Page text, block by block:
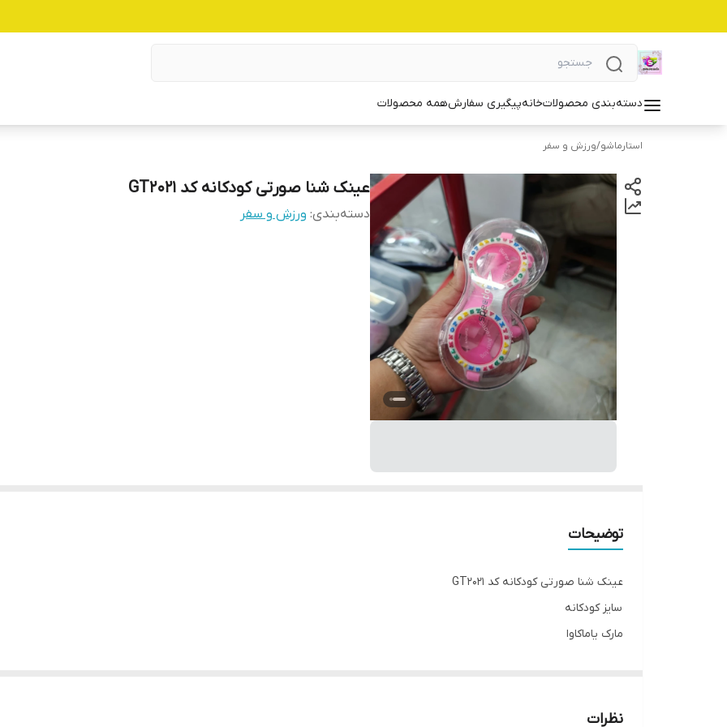
دسته‌بندی محصولاتخانهپیگیری سفارشهمه محصولات
استارماشو/ورزش و سفر
عینک شنا صورتی کودکانه کد GT2021
دسته‌بندی: ورزش و سفر
توضیحات
عینک شنا صورتی کودکانه کد GT2021
سایز کودکانه
مارک یاماکاوا
چرا " استارماشو " ؟
نظرات